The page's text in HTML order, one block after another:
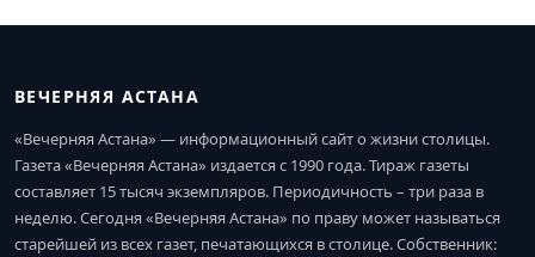
ВЕЧЕРНЯЯ АСТАНА
«Вечерняя Астана» — информационный сайт о жизни столицы.
Газета «Вечерняя Астана» издается с 1990 года. Тираж газеты
составляет 15 тысяч экземпляров. Периодичность – три раза в
неделю. Сегодня «Вечерняя Астана» по праву может называться
старейшей из всех газет, печатающихся в столице. Собственник: